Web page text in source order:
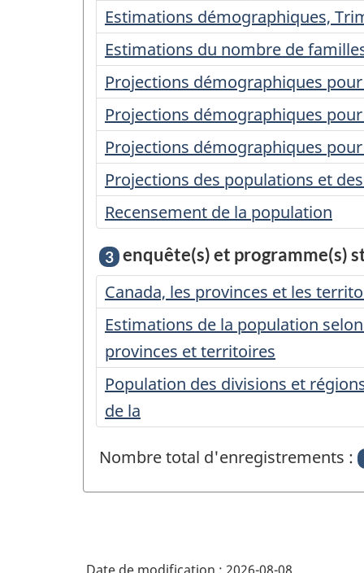
Estimations démographiques,
Estimations du nombre de
Projections démographiques
Projections démographiques
Projections démographiques
Projections des populations et
Recensement de la population
3 enquête(s) et programme(s)
Canada, les provinces et les
Estimations de la population
provinces et territoires
Population des divisions et
de la
Nombre total d'enregistrements :